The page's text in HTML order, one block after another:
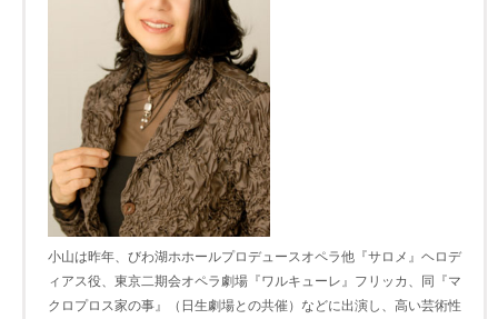
小山は昨年、びわ湖ホホールプロデュースオペラ他『サロメ』ヘロデ
ィアス役、東京二期会オペラ劇場『ワルキューレ』フリッカ、同『マ
クロプロス家の事』（日生劇場との共催）などに出演し、高い芸術性